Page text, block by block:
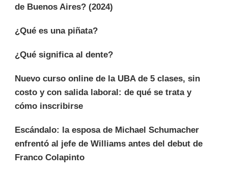
de Buenos Aires? (2024)
¿Qué es una piñata?
¿Qué significa al dente?
Nuevo curso online de la UBA de 5 clases, sin
costo y con salida laboral: de qué se trata y
cómo inscribirse
Escándalo: la esposa de Michael Schumacher
enfrentó al jefe de Williams antes del debut de
Franco Colapinto